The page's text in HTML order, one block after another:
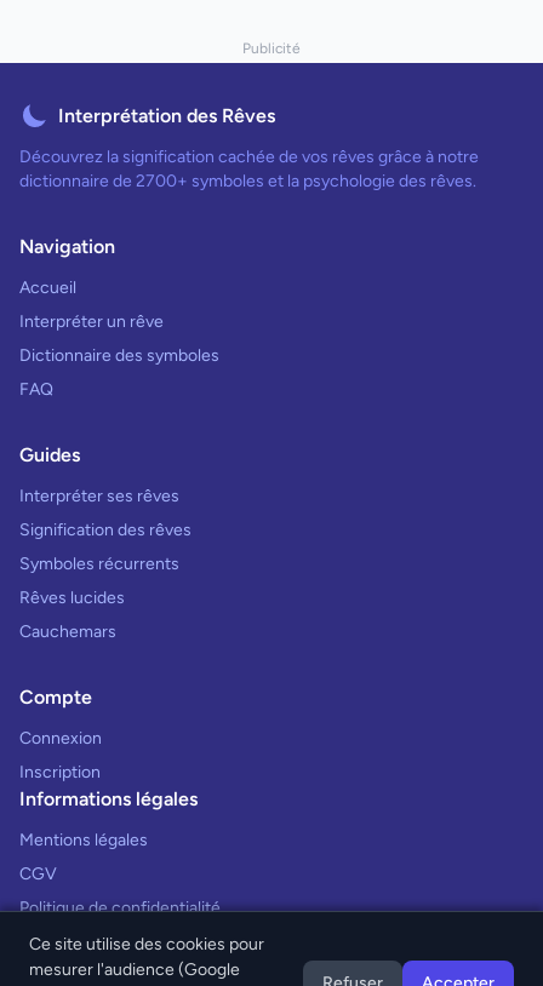
Publicité
Interprétation des Rêves
Découvrez la signification cachée de vos rêves grâce à notre
dictionnaire de 2700+ symboles et la psychologie des rêves.
Navigation
Accueil
Interpréter un rêve
Dictionnaire des symboles
FAQ
Guides
Interpréter ses rêves
Signification des rêves
Symboles récurrents
Rêves lucides
Cauchemars
Compte
Connexion
Inscription
Informations légales
Mentions légales
CGV
Politique de confidentialité
Ce site utilise des cookies pour
mesurer l'audience (Google